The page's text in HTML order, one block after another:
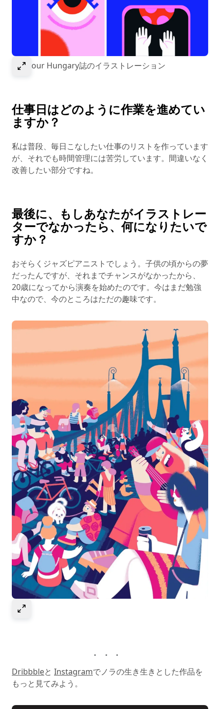
Select to expand image
Glamour Hungary誌のイラストレーション
仕事日はどのように作業を進めてい
ますか？
私は普段、毎日こなしたい仕事のリストを作っています
が、それでも時間管理には苦労しています。間違いなく
改善したい部分ですね。
最後に、もしあなたがイラストレー
ターでなかったら、何になりたいで
すか？
おそらくジャズピアニストでしょう。子供の頃からの夢
だったんですが、それまでチャンスがなかったから、
20歳になってから演奏を始めたのです。今はまだ勉強
中なので、今のところはただの趣味です。
Dribbbleと Instagramでノラの生き生きとした作品を
もっと見てみよう。